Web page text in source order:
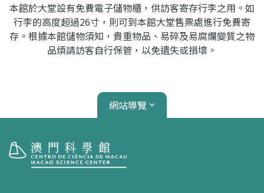
本館於大堂設有免費電子儲物櫃，供訪客寄存行李之用。如
行李的高度超過26寸，則可到本館大堂售票處進行免費寄
存。根據本館儲物須知，貴重物品、易碎及易腐爛變質之物
品煩請訪客自行保管，以免遺失或損壞。
網站導覽